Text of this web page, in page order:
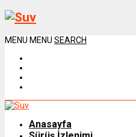
MENU MENU SEARCH
Anasayfa